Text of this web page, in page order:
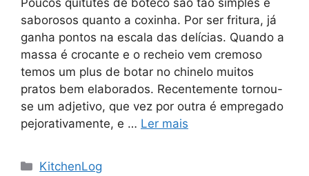
saborosos quanto a coxinha. Por ser fritura, já
ganha pontos na escala das delícias. Quando a
massa é crocante e o recheio vem cremoso
temos um plus de botar no chinelo muitos
pratos bem elaborados. Recentemente tornou-
se um adjetivo, que vez por outra é empregado
pejorativamente, e … Ler mais
Categorias
KitchenLog